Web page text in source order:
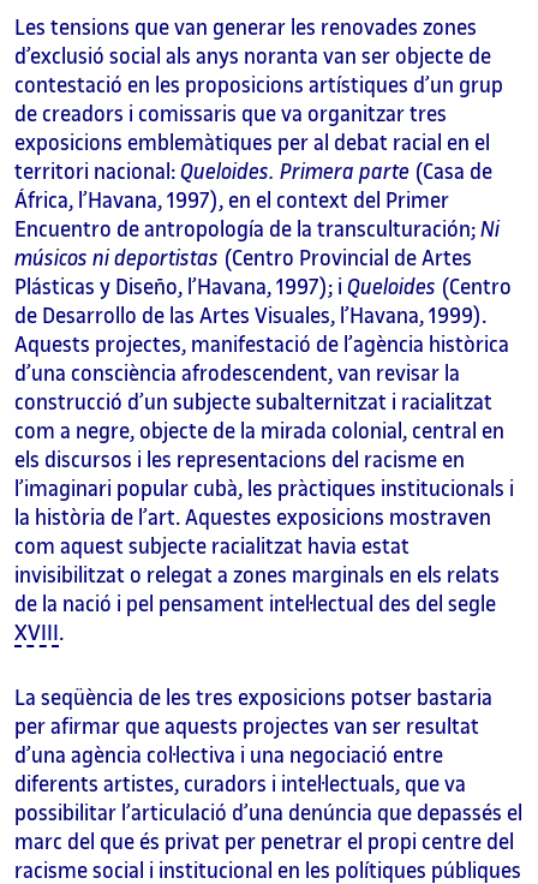
Les tensions que van generar les renovades zones
d’exclusió social als anys noranta van ser objecte de
contestació en les proposicions artístiques d’un grup
de creadors i comissaris que va organitzar tres
exposicions emblemàtiques per al debat racial en el
territori nacional: Queloides. Primera parte (Casa de
África, l’Havana, 1997), en el context del Primer
Encuentro de antropología de la transculturación; Ni
músicos ni deportistas (Centro Provincial de Artes
Plásticas y Diseño, l’Havana, 1997); i Queloides (Centro
de Desarrollo de las Artes Visuales, l’Havana, 1999).
Aquests projectes, manifestació de l’agència històrica
d’una consciència afrodescendent, van revisar la
construcció d’un subjecte subalternitzat i racialitzat
com a negre, objecte de la mirada colonial, central en
els discursos i les representacions del racisme en
l’imaginari popular cubà, les pràctiques institucionals i
la història de l’art. Aquestes exposicions mostraven
com aquest subjecte racialitzat havia estat
invisibilitzat o relegat a zones marginals en els relats
de la nació i pel pensament intel·lectual des del segle
XVIII .
La seqüència de les tres exposicions potser bastaria
per afirmar que aquests projectes van ser resultat
d’una agència col·lectiva i una negociació entre
diferents artistes, curadors i intel·lectuals, que va
possibilitar l’articulació d’una denúncia que depassés el
marc del que és privat per penetrar el propi centre del
racisme social i institucional en les polítiques públiques